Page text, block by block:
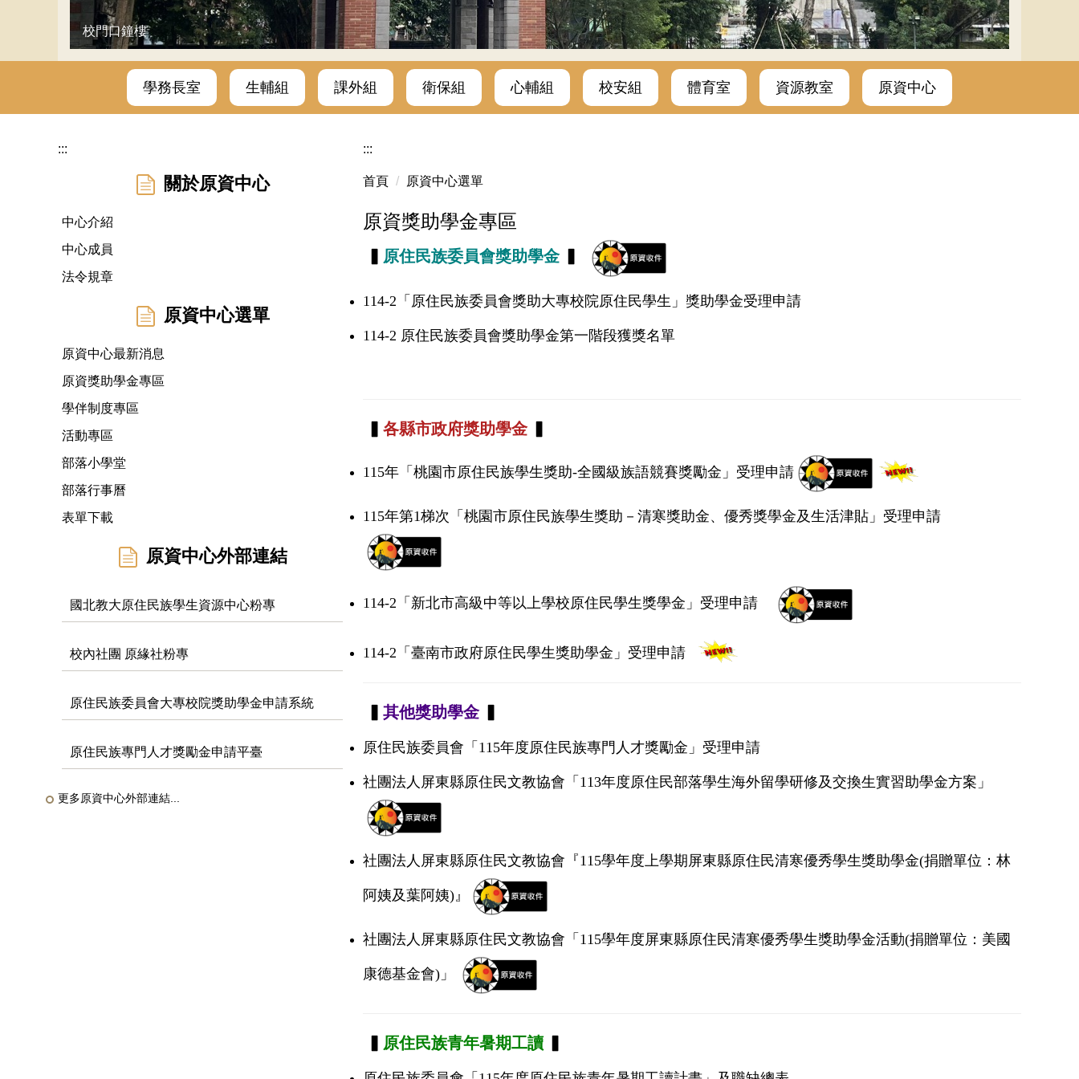
校門口鐘樓
學務長室 生輔組 課外組 衛保組 心輔組 校安組 體育室 資源教室 原資中心
:::
關於原資中心
中心介紹
中心成員
法令規章
原資中心選單
原資中心最新消息
原資獎助學金專區
學伴制度專區
活動專區
部落小學堂
部落行事曆
表單下載
原資中心外部連結
國北教大原住民族學生資源中心粉專
校內社團 原緣社粉專
原住民族委員會大專校院獎助學金申請系統
原住民族專門人才獎勵金申請平臺
更多原資中心外部連結...
:::
首頁 原資中心選單
原資獎助學金專區
原住民族委員會獎助學金▍
114-2「原住民族委員會獎助大專校院原住民學生」獎助學金受理申請
114-2 原住民族委員會獎助學金第一階段獲獎名單
各縣市政府獎助學金▍
115年「桃園市原住民族學生獎助-全國級族語競賽獎勵金」受理申請
115年第1梯次「桃園市原住民族學生獎助－清寒獎助金、優秀獎學金及生活津貼」受理申請
114-2「新北市高級中等以上學校原住民學生獎學金」受理申請
114-2「臺南市政府原住民學生獎助學金」受理申請
其他獎助學金▍
原住民族委員會「115年度原住民族專門人才獎勵金」受理申請
社團法人屏東縣原住民文教協會「113年度原住民部落學生海外留學研修及交換生實習助學金方案」
社團法人屏東縣原住民文教協會『115學年度上學期屏東縣原住民清寒優秀學生獎助學金(捐贈單位：林
阿姨及葉阿姨)』
社團法人屏東縣原住民文教協會「115學年度屏東縣原住民清寒優秀學生獎助學金活動(捐贈單位：美國
康德基金會)」
原住民族青年暑期工讀▍